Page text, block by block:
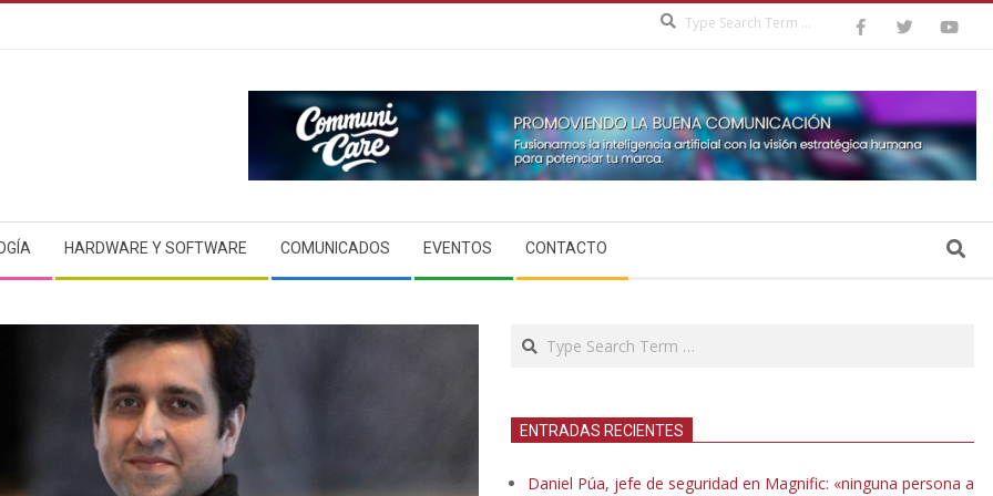
HARDWARE Y SOFTWARE COMUNICADOS EVENTOS CONTACTO Search
Search
ENTRADAS RECIENTES
Daniel Púa, jefe de seguridad en Magnific: «ninguna persona a